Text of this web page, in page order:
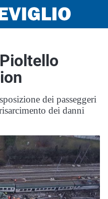
dei passeggeri
dei danni